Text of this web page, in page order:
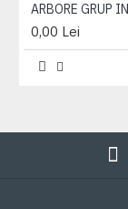
0,00 Lei